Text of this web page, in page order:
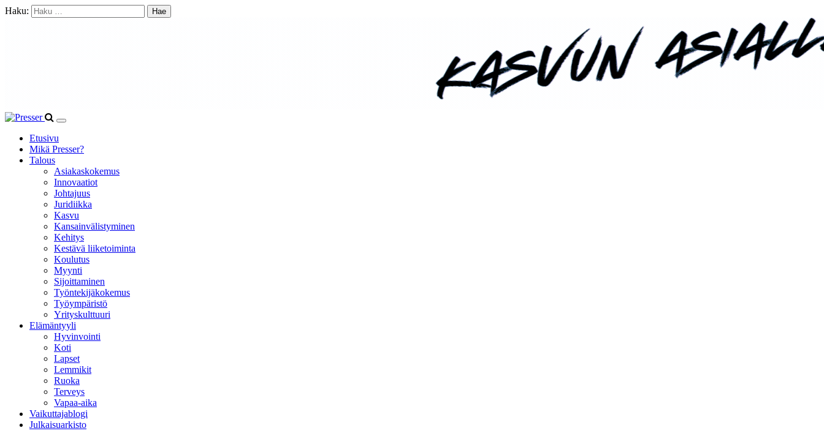
Haku:
Etusivu
Mikä Presser?
Talous
Asiakaskokemus
Innovaatiot
Johtajuus
Juridiikka
Kasvu
Kansainvälistyminen
Kehitys
Kestävä liiketoiminta
Koulutus
Myynti
Sijoittaminen
Työntekijäkokemus
Työympäristö
Yrityskulttuuri
Elämäntyyli
Hyvinvointi
Koti
Lapset
Lemmikit
Ruoka
Terveys
Vapaa-aika
Vaikuttajablogi
Julkaisuarkisto